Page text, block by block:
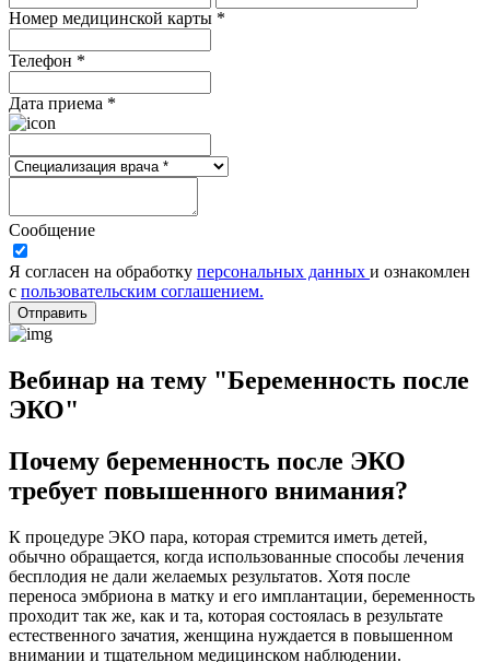
Номер медицинской карты *
Телефон *
Дата приема *
Сообщение
Я согласен на обработку персональных данных и ознакомлен
с пользовательским соглашением.
Отправить
Вебинар на тему "Беременность после
ЭКО"
Почему беременность после ЭКО
требует повышенного внимания?
К процедуре ЭКО пара, которая стремится иметь детей,
обычно обращается, когда использованные способы лечения
бесплодия не дали желаемых результатов. Хотя после
переноса эмбриона в матку и его имплантации, беременность
проходит так же, как и та, которая состоялась в результате
естественного зачатия, женщина нуждается в повышенном
внимании и тщательном медицинском наблюдении.